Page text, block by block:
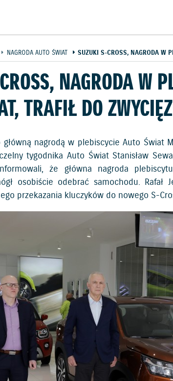
NAGRODA AUTO ŚWIAT SUZUKI S-CROSS, NAGRODA W
NAGRODA W
TRAFIŁ DO
główną nagrodą w plebiscycie Auto
tygodnika Auto Świat Stanisław
że główna nagroda
osobiście odebrać samochodu. Rafał
przekazania kluczyków do nowego S-